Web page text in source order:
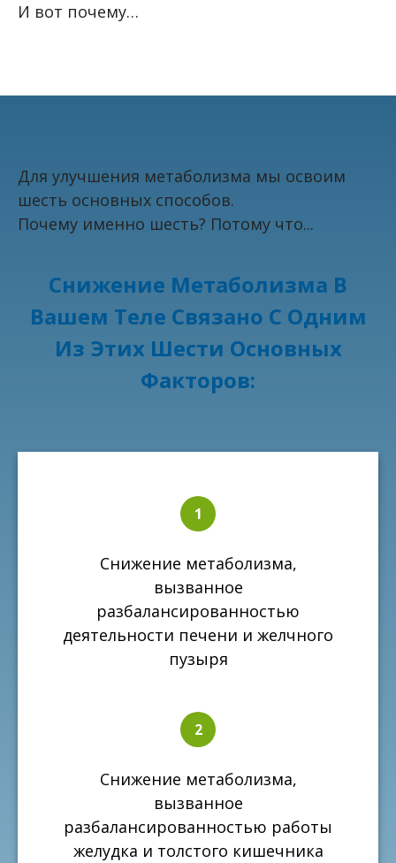
И вот почему…
Для улучшения метаболизма мы освоим
шесть основных способов.
Почему именно шесть? Потому что...
Снижение Метаболизма В
Вашем Теле Связано С Одним
Из Этих Шести Основных
Факторов:
Снижение метаболизма,
вызванное
разбалансированностью
деятельности печени и желчного
пузыря
Снижение метаболизма,
вызванное
разбалансированностью работы
желудка и толстого кишечника